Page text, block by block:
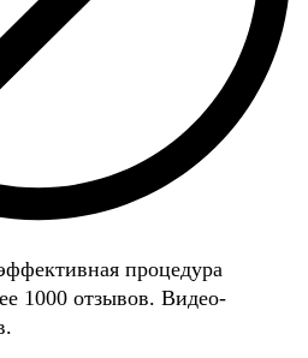
процедура
1000 отзывов. Видео-